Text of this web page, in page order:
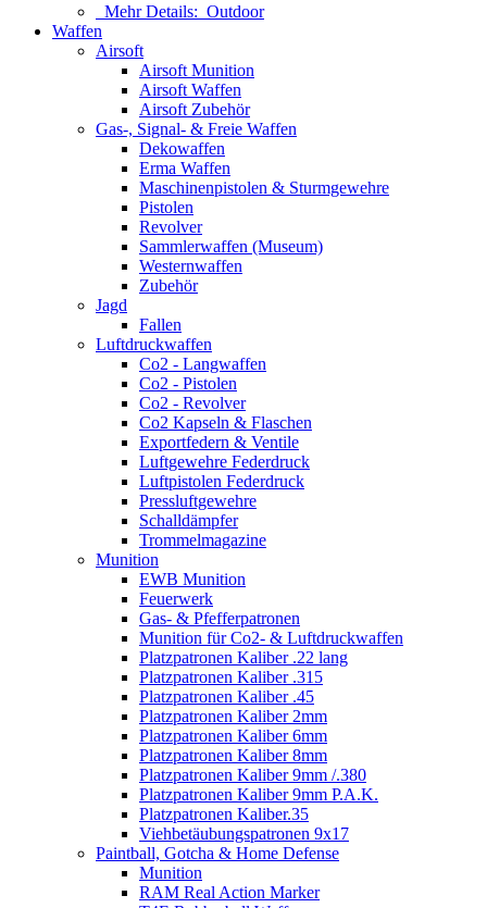
Mehr Details: Outdoor
Waffen
Airsoft
Airsoft Munition
Airsoft Waffen
Airsoft Zubehör
Gas-, Signal- & Freie Waffen
Dekowaffen
Erma Waffen
Maschinenpistolen & Sturmgewehre
Pistolen
Revolver
Sammlerwaffen (Museum)
Westernwaffen
Zubehör
Jagd
Fallen
Luftdruckwaffen
Co2 - Langwaffen
Co2 - Pistolen
Co2 - Revolver
Co2 Kapseln & Flaschen
Exportfedern & Ventile
Luftgewehre Federdruck
Luftpistolen Federdruck
Pressluftgewehre
Schalldämpfer
Trommelmagazine
Munition
EWB Munition
Feuerwerk
Gas- & Pfefferpatronen
Munition für Co2- & Luftdruckwaffen
Platzpatronen Kaliber .22 lang
Platzpatronen Kaliber .315
Platzpatronen Kaliber .45
Platzpatronen Kaliber 2mm
Platzpatronen Kaliber 6mm
Platzpatronen Kaliber 8mm
Platzpatronen Kaliber 9mm /.380
Platzpatronen Kaliber 9mm P.A.K.
Platzpatronen Kaliber.35
Viehbetäubungspatronen 9x17
Paintball, Gotcha & Home Defense
Munition
RAM Real Action Marker